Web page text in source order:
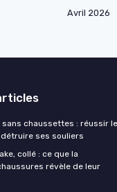
Avril 2026
sans chaussettes : réussir le
ses souliers
collé : ce que la
révèle de leur